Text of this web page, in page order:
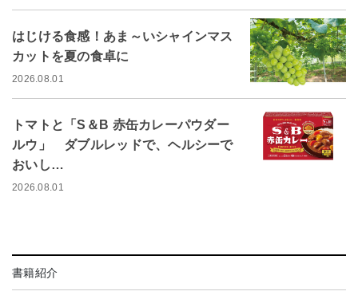
はじける食感！あま～いシャインマス
カットを夏の食卓に
2026.08.01
トマトと「S＆B 赤缶カレーパウダー
ルウ」 ダブルレッドで、ヘルシーで
おいし…
2026.08.01
書籍紹介